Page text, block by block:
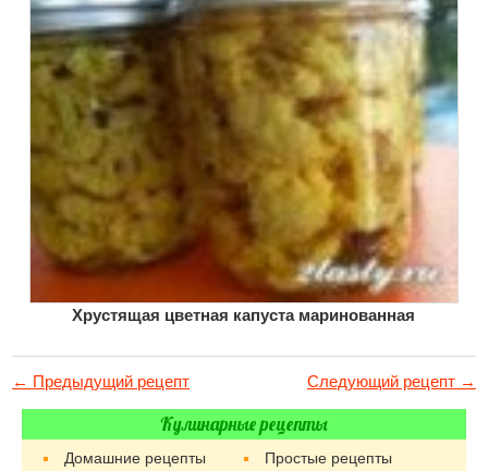
Хрустящая цветная капуста маринованная
← Предыдущий рецепт Следующий рецепт →
Кулинарные рецепты
Домашние рецепты
Простые рецепты